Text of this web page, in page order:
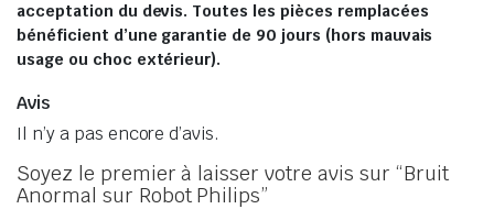
acceptation du devis. Toutes les pièces remplacées
bénéficient d’une garantie de 90 jours (hors mauvais
usage ou choc extérieur).
Avis
Il n’y a pas encore d’avis.
Soyez le premier à laisser votre avis sur “Bruit
Anormal sur Robot Philips”